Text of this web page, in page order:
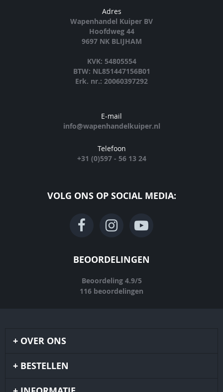
Adres
Wapenhandel Kuiper BV
Hoofdweg 44
9697 NK BLIJHAM
KVK: 54805554
BTW: NL851447156B01
Erk. nr.: 20060397292
E-mail
info@wapenhandelkuiper.nl
Telefoon
+31 (0)597 - 56 13 24
VOLG ONS OP SOCIAL MEDIA:
BEOORDELINGEN
Beoordeling 4.9/5
116 beoordelingen
OVER ONS
BESTELLEN